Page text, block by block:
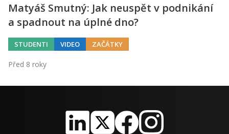
Matyáš Smutný: Jak neuspět v podnikání
a spadnout na úplné dno?
STUDENTI VIDEO ZAČÁTKY
Před 8 roky